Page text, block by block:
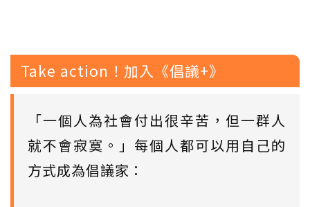
Take action！加入《倡議+》
「一個人為社會付出很辛苦，但一群人
就不會寂寞。」每個人都可以用自己的
方式成為倡議家：